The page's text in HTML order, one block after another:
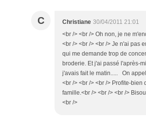
C Christiane 30/04/2011 21:01
<br /> <br /> Oh non, je ne
<br /> <br /> <br /> Je n'ai pas
qui me demande trop de
broderie. Et j'ai passé l'après-
j'avais fait le matin..... On
<br /> <br /> <br /> Profite-bien
famille.<br /> <br /> <br />
<br />